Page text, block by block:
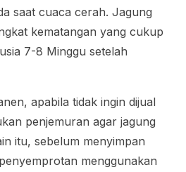
saat cuaca cerah. Jagung
kematangan yang cukup
7-8 Minggu setelah
apabila tidak ingin dijual
penjemuran agar jagung
itu, sebelum menyimpan
menggunakan